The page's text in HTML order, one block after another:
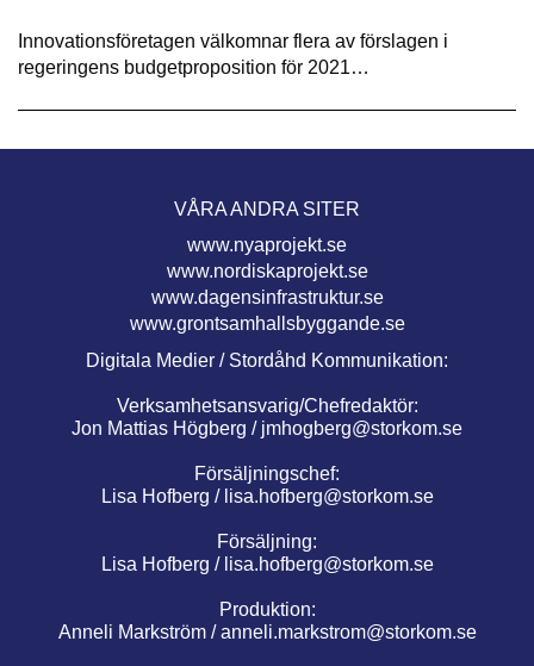
Innovationsföretagen välkomnar flera av förslagen i
regeringens budgetproposition för 2021…
VÅRA ANDRA SITER
www.nyaprojekt.se
www.nordiskaprojekt.se
www.dagensinfrastruktur.se
www.grontsamhallsbyggande.se
Digitala Medier / Stordåhd Kommunikation:
Verksamhetsansvarig/Chefredaktör:
Jon Mattias Högberg / jmhogberg@storkom.se
Försäljningschef:
Lisa Hofberg / lisa.hofberg@storkom.se
Försäljning:
Lisa Hofberg / lisa.hofberg@storkom.se
Produktion:
Anneli Markström /anneli.markstrom@storkom.se